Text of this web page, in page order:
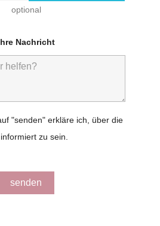
optional
Nachricht
"senden" erkläre ich, über die
zu sein.